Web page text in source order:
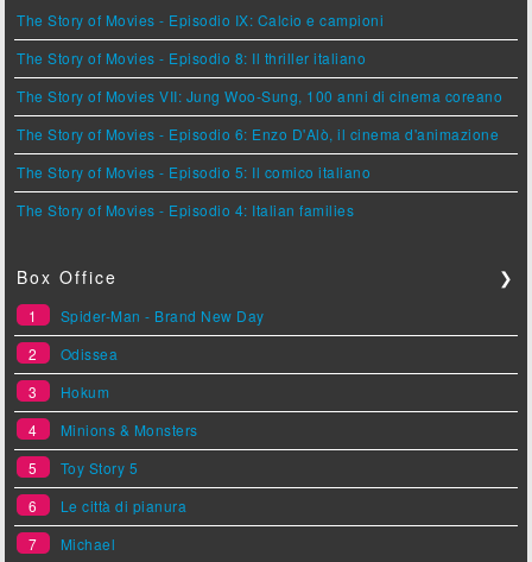
The Story of Movies - Episodio IX: Calcio e campioni
The Story of Movies - Episodio 8: Il thriller italiano
The Story of Movies VII: Jung Woo-Sung, 100 anni di cinema coreano
The Story of Movies - Episodio 6: Enzo D'Alò, il cinema d'animazione
The Story of Movies - Episodio 5: Il comico italiano
The Story of Movies - Episodio 4: Italian families
Box Office ❯
1
Spider-Man - Brand New Day
2
Odissea
3
Hokum
4
Minions & Monsters
5
Toy Story 5
6
Le città di pianura
7
Michael